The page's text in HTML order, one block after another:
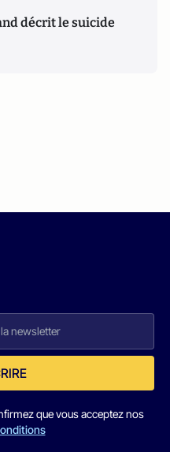
décrit le suicide
que vous acceptez nos